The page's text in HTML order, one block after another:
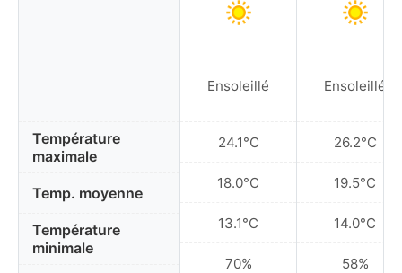
Température
maximale
Temp. moyenne
Température
minimale
Ensoleillé
24.1°C
18.0°C
13.1°C
70%
Ensoleillé
26.2°C
19.5°C
14.0°C
58%